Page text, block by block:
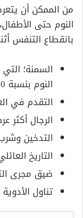
من الممكن أن
النوم حتى
بانقطاع التنفس
السمنة؛
النوم بنسبة 20%.
التقدم في
الرجال أكثر
التدخين
التاريخ
ضيق مجرى
تناول